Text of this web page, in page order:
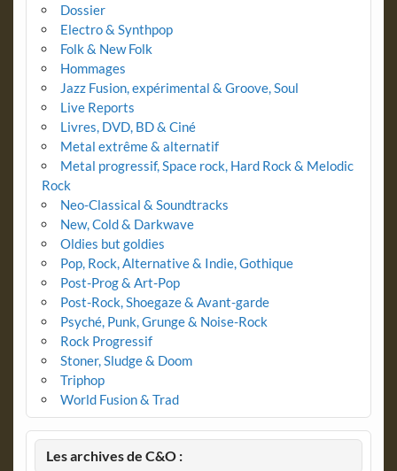
Dossier
Electro & Synthpop
Folk & New Folk
Hommages
Jazz Fusion, expérimental & Groove, Soul
Live Reports
Livres, DVD, BD & Ciné
Metal extrême & alternatif
Metal progressif, Space rock, Hard Rock & Melodic
Rock
Neo-Classical & Soundtracks
New, Cold & Darkwave
Oldies but goldies
Pop, Rock, Alternative & Indie, Gothique
Post-Prog & Art-Pop
Post-Rock, Shoegaze & Avant-garde
Psyché, Punk, Grunge & Noise-Rock
Rock Progressif
Stoner, Sludge & Doom
Triphop
World Fusion & Trad
Les archives de C&O :